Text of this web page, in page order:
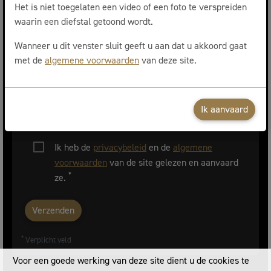
Uw e-mail
▼
Het voorwerp van uw verzoek *
Ik heb de privacybeleid en de algemene
voorwaarden van de site gelezen en aanvaard
ze. *
Verzenden
* Verplicht veld
Voor een goede werking van deze site dient u de cookies te
Het is niet toegelaten een video of een foto te verspreiden
waarin een diefstal getoond wordt.
Wanneer u dit venster sluit geeft u aan dat u akkoord gaat
met de algemene voorwaardenvan deze site.
Ik aanvaard